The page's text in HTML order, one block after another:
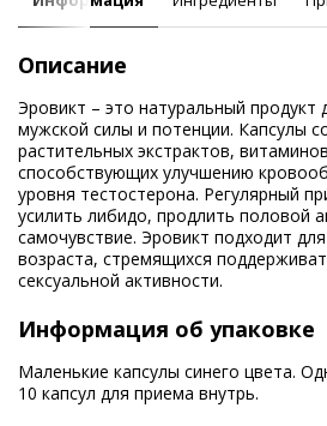
Описание
Эровикт – это натуральный продукт
мужской силы и потенции. Капсулы
растительных экстрактов,
способствующих улучшению
уровня тестостерона. Регулярный
усилить либидо, продлить половой
самочувствие. Эровикт подходит
возраста, стремящихся
сексуальной активности.
Информация об упаковке
Маленькие капсулы синего цвета.
10 капсул для приема внутрь.